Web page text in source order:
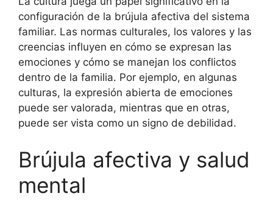
configuración de la brújula afectiva del sistema
familiar. Las normas culturales, los valores y las
creencias influyen en cómo se expresan las
emociones y cómo se manejan los conflictos
dentro de la familia. Por ejemplo, en algunas
culturas, la expresión abierta de emociones
puede ser valorada, mientras que en otras,
puede ser vista como un signo de debilidad.
Brújula afectiva y salud
mental